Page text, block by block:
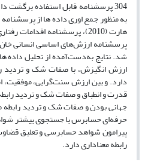
304 پرسشنامه قابل استفاده
به منظور جمع اوری داده ها از
شد. نتایج به‌دست‌آمده از تحلیل داده
ارزش انگیزش، با صفات شک و تردید
دارد. و بین ارزش سنت‌گرایی، موفقیت،
قدرت و انطباق و صفات شک و تردید
جهانی بودن و صفات شک و تردید رابطه
حرفه‌ای حسابرس با جستجوی بیشتر
پیرامون شواهد حسابرسی و تعلیق
رابطه معناداری دارد.